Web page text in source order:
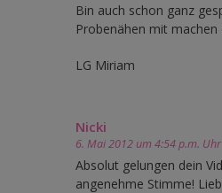
Bin auch schon ganz
Probenähen mit machen
LG Miriam
Nicki
6. Mai 2012 um 4:54 p.m. Uhr
Absolut gelungen dein
angenehme Stimme!